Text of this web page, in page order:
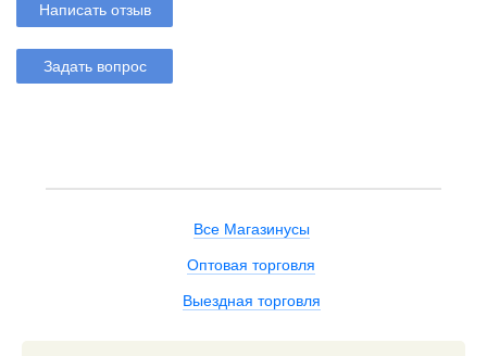
Написать отзыв
Задать вопрос
Все Магазинусы
Оптовая торговля
Выездная торговля